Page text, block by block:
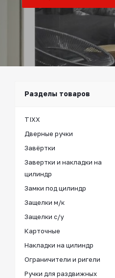
Разделы товаров
TIXX
Дверные ручки
Завёртки
Завертки и накладки на
цилиндр
Замки под цилиндр
Защелки м/к
Защелки с/у
Карточные
Накладки на цилиндр
Ограничители и ригели
Ручки для раздвижных